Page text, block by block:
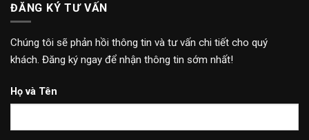
ĐĂNG KÝ TƯ VẤN
Chúng tôi sẽ phản hồi thông tin và tư vấn chi tiết cho quý
khách. Đăng ký ngay để nhận thông tin sớm nhất!
Họ và Tên